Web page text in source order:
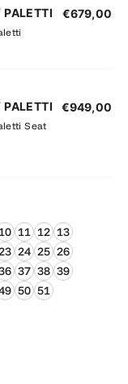
PALETTI €679,00
PALETTI
Seat
€949,00
10 11 12 13
24 25 26
37 38 39
50 51